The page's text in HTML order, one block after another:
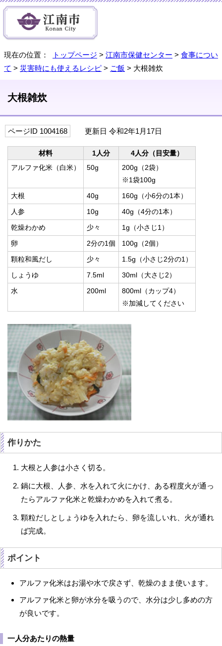
現在の位置： トップページ > 江南市保健センター > 食事につい
て > 災害時にも使えるレシピ > ご飯 > 大根雑炊
大根雑炊
ページID 1004168 更新日 令和2年1月17日
材料 1人分
4人分（目安量）
アルファ化米（白米）
50g
200g（2袋）
※1袋100g
大根
40g
160g（小6分の1本）
人参
10g
40g（4分の1本）
乾燥わかめ
少々
1g（小さじ1）
卵
2分の1個
100g（2個）
顆粒和風だし
少々
1.5g（小さじ2分の1）
しょうゆ
7.5ml
30ml（大さじ2）
水
200ml
800ml（カップ4）
※加減してください
作りかた
大根と人参は小さく切る。
鍋に大根、人参、水を入れて火にかけ、ある程度火が通っ
たらアルファ化米と乾燥わかめを入れて煮る。
顆粒だしとしょうゆを入れたら、卵を流しいれ、火が通れ
ば完成。
ポイント
アルファ化米はお湯や水で戻さず、乾燥のまま使います。
アルファ化米と卵が水分を吸うので、水分は少し多めの方
が良いです。
一人分あたりの熱量